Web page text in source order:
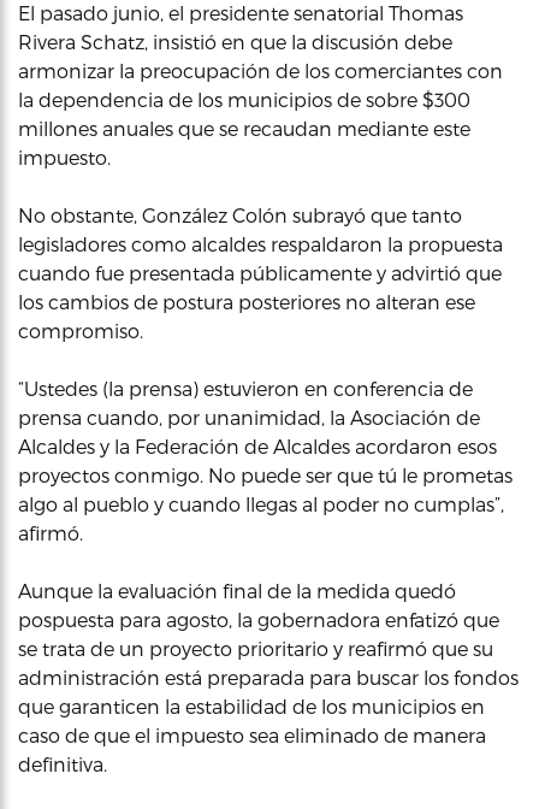
El pasado junio, el presidente senatorial Thomas
Rivera Schatz, insistió en que la discusión debe
armonizar la preocupación de los comerciantes con
la dependencia de los municipios de sobre $300
millones anuales que se recaudan mediante este
impuesto.
No obstante, González Colón subrayó que tanto
legisladores como alcaldes respaldaron la propuesta
cuando fue presentada públicamente y advirtió que
los cambios de postura posteriores no alteran ese
compromiso.
“Ustedes (la prensa) estuvieron en conferencia de
prensa cuando, por unanimidad, la Asociación de
Alcaldes y la Federación de Alcaldes acordaron esos
proyectos conmigo. No puede ser que tú le prometas
algo al pueblo y cuando llegas al poder no cumplas”,
afirmó.
Aunque la evaluación final de la medida quedó
pospuesta para agosto, la gobernadora enfatizó que
se trata de un proyecto prioritario y reafirmó que su
administración está preparada para buscar los fondos
que garanticen la estabilidad de los municipios en
caso de que el impuesto sea eliminado de manera
definitiva.